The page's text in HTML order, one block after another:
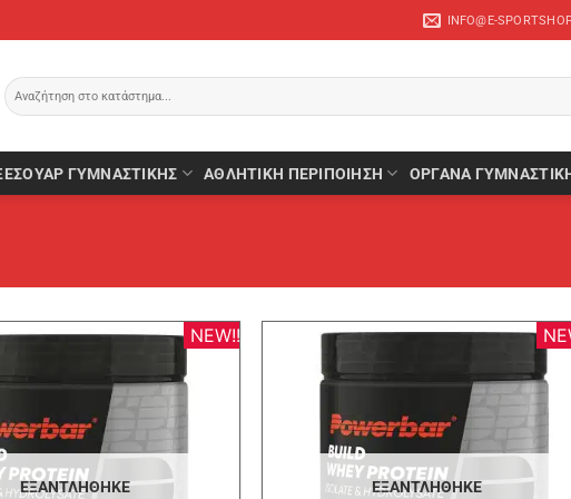
INFO@E-
Αναζήτηση
για:
ΓΥΜΝΑΣΤΙΚΉΣ ΑΘΛΗΤΙΚΉ ΠΕΡΙΠΟΊΗΣΗ ΌΡΓΑΝΑ
NEW!!
ΕΞΑΝΤΛΉΘΗΚΕ ΕΞΑΝΤΛΉΘΗΚΕ